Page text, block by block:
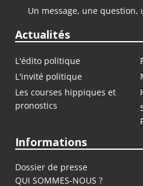
Un message, une question,
Actualités
L'édito politique
L'invité politique
Les courses hippiques et
pronostics
Informations
Dossier de presse
QUI SOMMES-NOUS ?